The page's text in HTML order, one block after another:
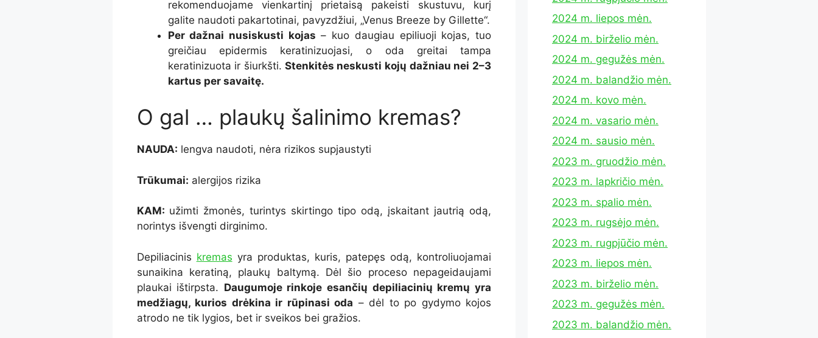
rekomenduojame vienkartinį prietaisą pakeisti skustuvu, kurį
galite naudoti pakartotinai, pavyzdžiui, „Venus Breeze by Gillette“.
Per dažnai nusiskusti kojas – kuo daugiau epiliuoji kojas, tuo
greičiau epidermis keratinizuojasi, o oda greitai tampa
keratinizuota ir šiurkšti. Stenkitės neskusti kojų dažniau nei 2–3
kartus per savaitę.
O gal … plaukų šalinimo kremas?
NAUDA: lengva naudoti, nėra rizikos supjaustyti
Trūkumai: alergijos rizika
KAM: užimti žmonės, turintys skirtingo tipo odą, įskaitant jautrią odą,
norintys išvengti dirginimo.
Depiliacinis kremas yra produktas, kuris, patepęs odą, kontroliuojamai
sunaikina keratiną, plaukų baltymą. Dėl šio proceso nepageidaujami
plaukai ištirpsta. Daugumoje rinkoje esančių depiliacinių kremų yra
medžiagų, kurios drėkina ir rūpinasi oda – dėl to po gydymo kojos
atrodo ne tik lygios, bet ir sveikos bei gražios.
2024 m. liepos mėn.
2024 m. birželio mėn.
2024 m. gegužės mėn.
2024 m. balandžio mėn.
2024 m. kovo mėn.
2024 m. vasario mėn.
2024 m. sausio mėn.
2023 m. gruodžio mėn.
2023 m. lapkričio mėn.
2023 m. spalio mėn.
2023 m. rugsėjo mėn.
2023 m. rugpjūčio mėn.
2023 m. liepos mėn.
2023 m. birželio mėn.
2023 m. gegužės mėn.
2023 m. balandžio mėn.